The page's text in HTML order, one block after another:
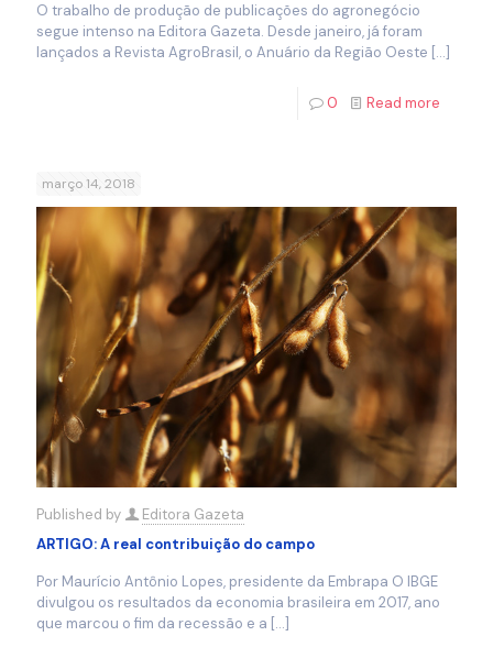
O trabalho de produção de publicações do agronegócio
segue intenso na Editora Gazeta. Desde janeiro, já foram
lançados a Revista AgroBrasil, o Anuário da Região Oeste […]
0 Read more
março 14, 2018
Published by
Editora Gazeta
ARTIGO: A real contribuição do campo
Por Maurício Antônio Lopes, presidente da Embrapa O IBGE
divulgou os resultados da economia brasileira em 2017, ano
que marcou o fim da recessão e a […]